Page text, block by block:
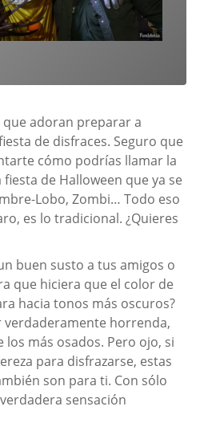
adoran preparar a
de disfraces. Seguro que
cómo podrías llamar la
de Halloween que ya se
Lobo, Zombi… Todo eso
es lo tradicional. ¿Quieres
buen susto a tus amigos o
que hiciera que el color de
hacia tonos más oscuros?
horrenda,
los más osados. Pero ojo, si
para disfrazarse, estas
son para ti. Con sólo
sensación